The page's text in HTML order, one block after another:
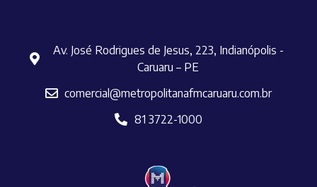
Av. José Rodrigues de Jesus, 223, Indianópolis -
Caruaru – PE
comercial@metropolitanafmcaruaru.com.br
81 3722-1000